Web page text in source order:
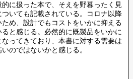
に扱った本で、そえを野暮ったく見
いても記載されている。コロナ以降
め、設計でもコストをいかに抑える
と感じる。必然的に既製品をいかに
ってきており、本書に対する需要は
のではないかと感じる。